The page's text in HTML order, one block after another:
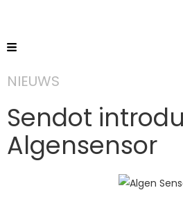
NIEUWS
Sendot
Algensensor